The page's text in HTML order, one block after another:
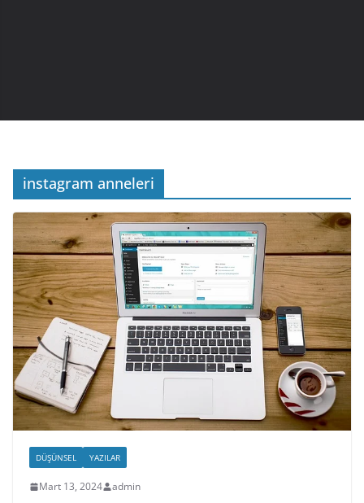
instagram anneleri
DÜŞÜNSEL YAZILAR
Mart 13, 2024 admin